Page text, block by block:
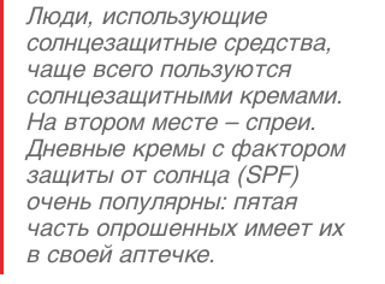
Люди, использующие
солнцезащитные средства,
чаще всего пользуются
солнцезащитными кремами.
На втором месте – спреи.
Дневные кремы с фактором
защиты от солнца (SPF)
очень популярны: пятая
часть опрошенных имеет их
в своей аптечке.